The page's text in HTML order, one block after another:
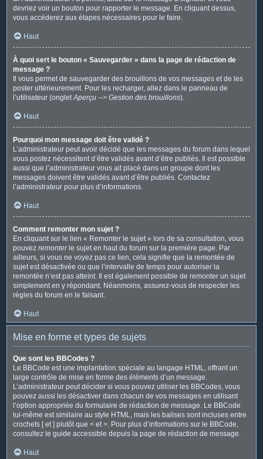
devriez voir un bouton pour rapporter le message. En cliquant dessus,
vous accéderez aux étapes nécessaires pour le faire.
Haut
À quoi sert le bouton « Sauvegarder » dans la page de rédaction de
message ?
Il vous permet de sauvegarder des brouillons de vos messages et de les
poster ultérieurement. Pour les recharger, allez dans le panneau de
l’utilisateur (ongletAperçu --> Gestion des brouillons).
Haut
Pourquoi mon message doit être validé ?
L’administrateur peut avoir décidé que les messages du forum dans lequel
vous postez nécessitent d’être validés avant d’être publiés. Il est possible
aussi que l’administrateur vous ait placé dans un groupe dont les
messages doivent être validés avant d’être publiés. Contactez
l’administrateur pour plus d’informations.
Haut
Comment remonter mon sujet ?
En cliquant sur le lien « Remonter le sujet » lors de sa consultation, vous
pouvez remonterle sujet en haut du forum sur la première page. Par
ailleurs, si vous ne voyez pas ce lien, cela signifie que la remontée de
sujet est désactivée ou que l’intervalle de temps pour autoriser la
remontée n’est pas atteint. Il est également possible de remonter un sujet
simplement en y répondant. Néanmoins, assurez-vous de respecter les
règles du forum en le faisant.
Haut
Mise en forme et types de sujets
Que sont les BBCodes ?
Le BBCode est une implantation spéciale au langage HTML, offrant un
large contrôle de mise en forme des éléments d’un message.
L’administrateur peut décider si vous pouvez utiliser les BBCodes, vous
pouvez aussi les désactiver dans chacun de vos messages en utilisant
l’option appropriée du formulaire de rédaction de message. Le BBCode
lui-même est similaire au style HTML, mais les balises sont incluses entre
crochets [ et ] plutôt que < et >. Pour plus d’informations sur le BBCode,
consultez le guide accessible depuis la page de rédaction de message.
Haut